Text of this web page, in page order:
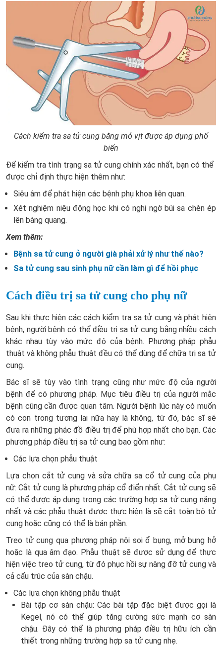
Cách kiểm tra sa tử cung bằng mỏ vịt được áp dụng phổ
biến
Để kiểm tra tình trạng sa tử cung chính xác nhất, bạn có thể
được chỉ định thực hiện thêm như:
Siêu âm để phát hiện các bệnh phụ khoa liên quan.
Xét nghiệm niệu động học khi có nghi ngờ búi sa chèn ép
lên bàng quang.
Xem thêm:
Bệnh sa tử cung ở người già phải xử lý như thế nào?
Sa tử cung sau sinh phụ nữ cần làm gì để hồi phục
Cách điều trị sa tử cung cho phụ nữ
Sau khi thực hiện các cách kiểm tra sa tử cung và phát hiện
bệnh, người bệnh có thể điều trị sa tử cung bằng nhiều cách
khác nhau tùy vào mức độ của bệnh. Phương pháp phẫu
thuật và không phẫu thuật đều có thể dùng để chữa trị sa tử
cung.
Bác sĩ sẽ tùy vào tình trạng cũng như mức độ của người
bệnh để có phương pháp. Mục tiêu điều trị của người mắc
bệnh cũng cần được quan tâm. Người bệnh lúc này có muốn
có con trong tương lai nữa hay là không, từ đó, bác sĩ sẽ
đưa ra những phác đồ điều trị để phù hợp nhất cho bạn. Các
phương pháp điều trị sa tử cung bao gồm như:
Các lựa chọn phẫu thuật
Lựa chọn cắt tử cung và sửa chữa sa cổ tử cung của phụ
nữ: Cắt tử cung là phương pháp cổ điển nhất. Cắt tử cung sẽ
có thể được áp dụng trong các trường hợp sa tử cung nặng
nhất và các phẫu thuật được thực hiện là sẽ cắt toàn bộ tử
cung hoặc cũng có thể là bán phần.
Treo tử cung qua phương pháp nội soi ổ bụng, mở bụng hở
hoặc là qua âm đạo. Phẫu thuật sẽ được sử dụng để thực
hiện việc treo tử cung, từ đó phục hồi sự nâng đỡ tử cung và
cả cấu trúc của sàn chậu.
Các lựa chọn không phẫu thuật
Bài tập cơ sàn chậu: Các bài tập đặc biệt được gọi là
Kegel, nó có thể giúp tăng cường sức mạnh cơ sàn
chậu. Đây có thể là phương pháp điều trị hữu ích cần
thiết trong những trường hợp sa tử cung nhẹ.